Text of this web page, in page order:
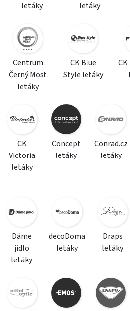
letáky
letáky
Centrum
Černý Most
letáky
CK Blue
Style letáky
CK
CK
Victoria
letáky
Concept
letáky
Conrad.cz
letáky
Dáme
jídlo
letáky
decoDoma
letáky
Draps
letáky